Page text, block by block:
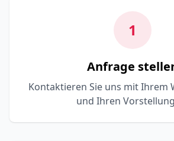
1
Anfrage
Kontaktieren Sie uns mit Ihrem
und Ihren